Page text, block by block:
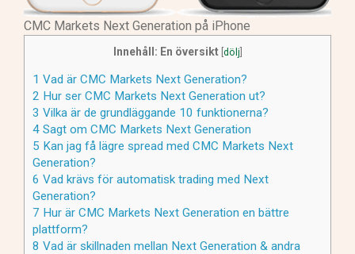
CMC Markets Next Generation på iPhone
Innehåll: En översikt dölj
1 Vad är CMC Markets Next Generation?
2 Hur ser CMC Markets Next Generation ut?
3 Vilka är de grundläggande 10 funktionerna?
4 Sagt om CMC Markets Next Generation
5 Kan jag få lägre spread med CMC Markets Next
Generation?
6 Vad krävs för automatisk trading med Next
Generation?
7 Hur är CMC Markets Next Generation en bättre
plattform?
8 Vad är skillnaden mellan Next Generation & andra